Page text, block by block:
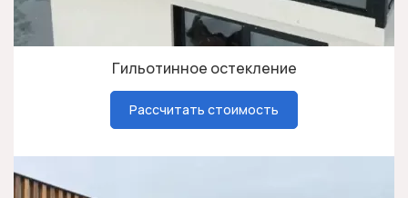
Гильотинное остекление
Рассчитать стоимость